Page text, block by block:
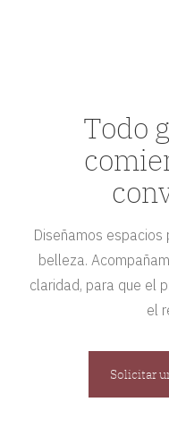
Todo
Diseñamos espacios
belleza.
claridad, para que el
el
Solicitar